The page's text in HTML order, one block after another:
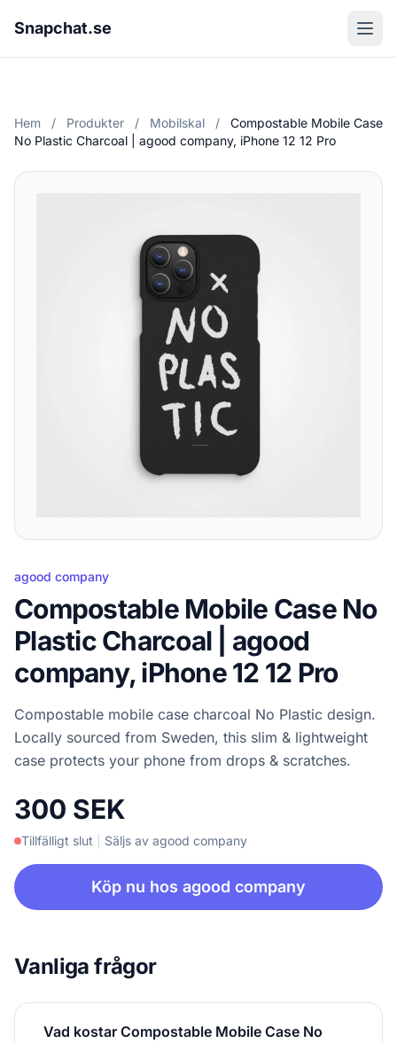
Snapchat.se
Hem / Produkter / Mobilskal /
Compostable Mobile Case
No Plastic Charcoal | agood company, iPhone 12 12 Pro
agood company
Compostable Mobile Case No
Plastic Charcoal | agood
company, iPhone 12 12 Pro
Compostable mobile case charcoal No Plastic design.
Locally sourced from Sweden, this slim & lightweight
case protects your phone from drops & scratches.
300 SEK
Tillfälligt slut Säljs av agood company
Köp nu hos agood company
Vanliga frågor
Vad kostar Compostable Mobile Case No